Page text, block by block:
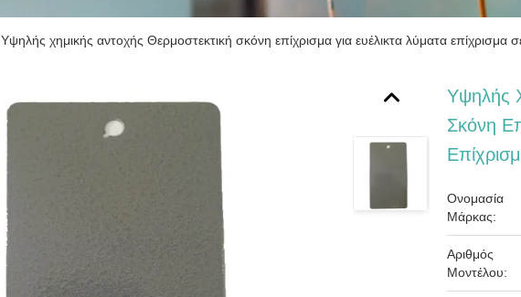
Υψηλής χημικής αντοχής Θερμοστεκτική σκόνη επίχρισμα για ευέλικτα λύματα επίχρισμα
Υψηλής
Σκόνη
Ονομασία
Μάρκας:
Αριθμός
Μοντέλου: